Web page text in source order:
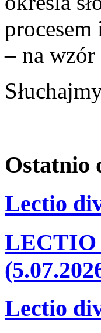
– na wzór
Ostatnio
Lectio
LECTIO
Lectio